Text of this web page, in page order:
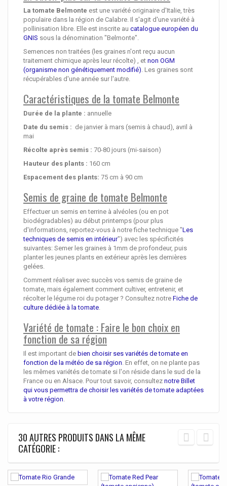
La tomate Belmonte est une variété originaire d'Italie, très
populaire dans la région de Calabre. Il s'agit d'une variété à
pollinisation libre. Elle est inscrite au catalogue européen du
GNIS sous la dénomination "Belmonte".
Semences non traitées (les graines n'ont reçu aucun
traitement chimique après leur récolte) , et non OGM
(organisme non génétiquement modifié). Les graines sont
récupérables d'une année sur l'autre.
Caractéristiques de la tomate Belmonte
Durée de la plante : annuelle
Date du semis : de janvier à mars (semis à chaud), avril à
mai
Récolte après semis : 70-80 jours (mi-saison)
Hauteur des plants : 160 cm
Espacement des plants: 75 cm à 90 cm
Semis de graine de tomate Belmonte
Effectuer un semis en terrine à alvéoles (ou en pot
biodégradables) au début printemps (pour plus
d'informations, reportez-vous à notre fiche technique "Les
techniques de semis en intérieur") avec les spécificités
suivantes: Semer les graines à 1mm de profondeur, puis
planter les jeunes plants en extérieur après les dernières
gelées.
Comment réaliser avec succès vos semis de graine de
tomate, mais également comment cultiver, entretenir, et
récolter le légume roi du potager ? Consultez notre Fiche de
culture dédiée à la tomate.
Variété de tomate : Faire le bon choix en
fonction de sa région
Il est important de bien choisir ses variétés de tomate en
fonction de la météo de sa région. En effet, on ne plante pas
les mêmes variétés de tomate si l'on réside dans le sud de la
France ou en Alsace. Pour tout savoir, consultez notre Billet
qui vous permettra de choisir les variétés de tomate adaptées
à votre région.
30 AUTRES PRODUITS DANS LA MÊME
CATÉGORIE :